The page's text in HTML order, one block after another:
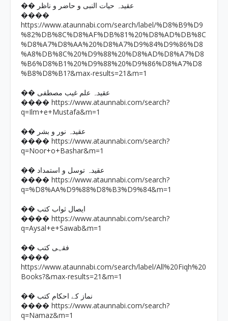
�� عقیدہ حیات النبی و حاضر و ناظر
����
https://www.ataunnabi.com/search/label/%D8%B9%D9
%82%DB%8C%D8%AF%DB%81%20%D8%AD%DB%8C
%D8%A7%D8%AA%20%D8%A7%D9%84%D9%86%D8
%A8%DB%8C%20%D9%88%20%D8%AD%D8%A7%D8
%B6%D8%B1%20%D9%88%20%D9%86%D8%A7%D8
%B8%D8%B1?&max-results=21&m=1
�� عقیدہ علم غیب مصطفی
���� https://www.ataunnabi.com/search?
q=Ilm+e+Mustafa&m=1
�� عقیدہ نور و بشر
���� https://www.ataunnabi.com/search?
q=Noor+o+Bashar&m=1
�� عقیدہ توسل و استمداد
���� https://www.ataunnabi.com/search?
q=%D8%AA%D9%88%D8%B3%D9%84&m=1
�� ایصال ثواب کتب
���� https://www.ataunnabi.com/search?
q=Aysal+e+Sawab&m=1
�� فقہی کتب
����
https://www.ataunnabi.com/search/label/All%20Fiqh%20
Books?&max-results=21&m=1
�� نماز کے احکام کتب
���� https://www.ataunnabi.com/search?
q=Namaz&m=1